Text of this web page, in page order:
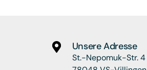
Unsere Adresse
St.-Nepomuk-Str. 4